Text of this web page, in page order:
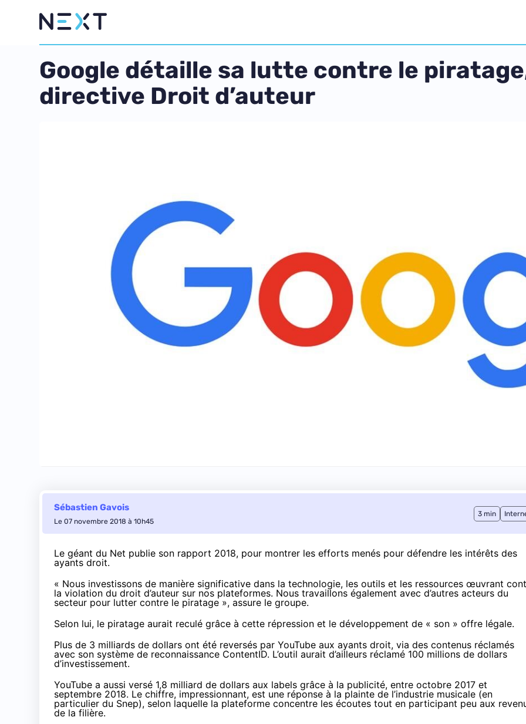
Google détaille sa lutte contre le
directive Droit d’auteur
Sébastien Gavois
Le 07 novembre 2018 à 10h45
3 min
Le géant du Net publie son rapport 2018, pour montrer les efforts menés pour défendre les intérêts des
ayants droit.
« Nous investissons de manière significative dans la technologie, les outils et les ressources œuvrant
la violation du droit d’auteur sur nos plateformes. Nous travaillons également avec d’autres acteurs du
secteur pour lutter contre le piratage », assure le groupe.
Selon lui, le piratage aurait reculé grâce à cette répression et le développement de « son » offre légale.
Plus de 3 milliards de dollars ont été reversés par YouTube aux ayants droit, via des contenus réclamés
avec son système de reconnaissance ContentID. L’outil aurait d’ailleurs réclamé 100 millions de dollars
d’investissement.
YouTube a aussi versé 1,8 milliard de dollars aux labels grâce à la publicité, entre octobre 2017 et
septembre 2018. Le chiffre, impressionnant, est une réponse à la plainte de l’industrie musicale (en
particulier du Snep), selon laquelle la plateforme concentre les écoutes tout en participant peu aux
de la filière.